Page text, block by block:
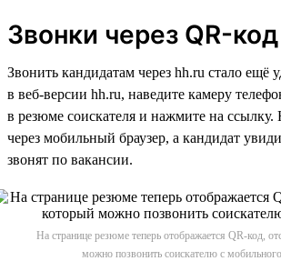
Звонки через QR-код
Звонить кандидатам через hh.ru стало ещё
в веб-версии hh.ru, наведите камеру
в резюме соискателя и нажмите на ссылку.
через мобильный браузер, а кандидат
звонят по вакансии.
На странице резюме теперь отображается QR-код,
можно позвонить соискателю с